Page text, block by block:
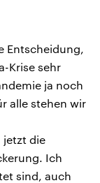
Entscheidung,
Krise sehr
ja noch
alle stehen wir
jetzt die
Ich
sind, auch